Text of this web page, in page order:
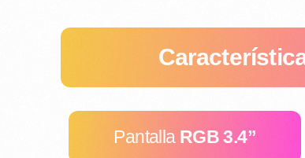
Pantalla RGB 3.4”